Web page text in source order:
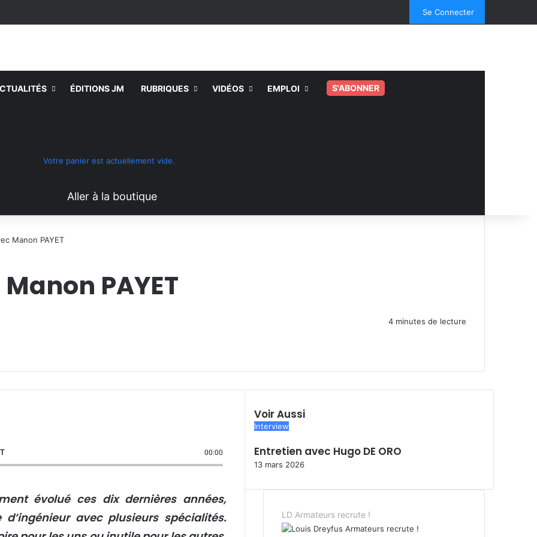
Instagram
Spotify
TikTokSe Connecter
ÉDITIONS JM RUBRIQUES VIDÉOS EMPLOI S'ABONNER
Votre panier est actuellement vide.
Aller à la boutique
Manon PAYET
PAYET
4 minutes de lecture
00:00
évolué ces dix dernières années,
avec plusieurs spécialités.
Voir Aussi
F
r
m
r
Interview
Entretien avec Hugo DE ORO
13 mars 2026
LD Armateurs recrute !